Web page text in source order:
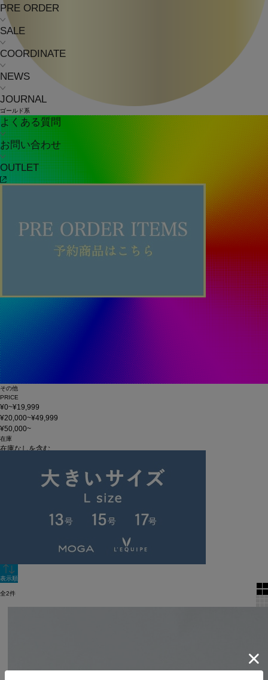
PRE ORDER
SALE
COORDINATE
NEWS
JOURNAL
よくある質問
お問い合わせ
OUTLET
ゴールド系
その他
PRICE
¥0~¥19,999
¥20,000~¥49,999
¥50,000~
在庫
在庫なしを含む
表示順
全2件